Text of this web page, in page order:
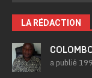
LA RÉDACTION
a publié